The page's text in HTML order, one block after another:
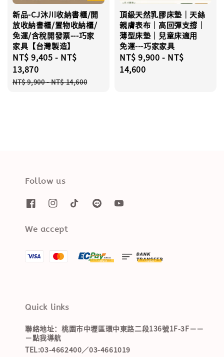
新品-CJ沐川收納書櫃/開
放收納書櫃/置物收納櫃/
免運/含稅開發票---巧家
家具【台灣製造】
Sale
price
NT$ 9,405 - NT$
13,870
Regular
NT$ 9,900-NT$ 14,600
頂級天然乳膠床墊｜天絲
親膚表布｜高回彈支撐｜
薄型床墊｜兒童床適用
免運---巧家家具
Regular
price
NT$ 9,900 - NT$
14,600
Follow us
We accept
Quick links
聯絡地址：桃園市中壢區環中東路二段136號1F-3F－－
－點我導航
TEL:03-4662400／03-4661019